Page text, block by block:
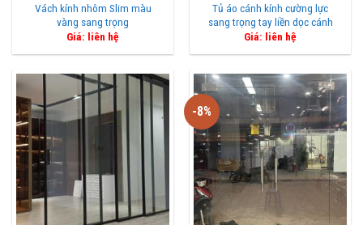
Vách kính nhôm Slim màu
vàng sang trọng
Giá: liên hệ
Tủ áo cánh kính cường lực
sang trọng tay liền dọc cánh
Giá: liên hệ
-8%